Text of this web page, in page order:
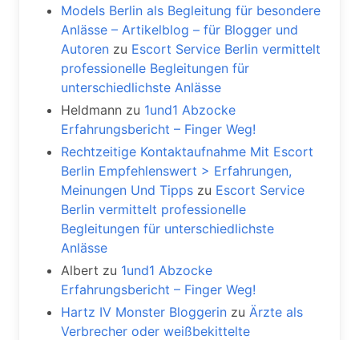
Models Berlin als Begleitung für besondere
Anlässe – Artikelblog – für Blogger und
Autoren zu Escort Service Berlin vermittelt
professionelle Begleitungen für
unterschiedlichste Anlässe
Heldmann zu 1und1 Abzocke
Erfahrungsbericht – Finger Weg!
Rechtzeitige Kontaktaufnahme Mit Escort
Berlin Empfehlenswert > Erfahrungen,
Meinungen Und Tipps zu Escort Service
Berlin vermittelt professionelle
Begleitungen für unterschiedlichste
Anlässe
Albert zu 1und1 Abzocke
Erfahrungsbericht – Finger Weg!
Hartz IV Monster Bloggerin zu Ärzte als
Verbrecher oder weißbekittelte